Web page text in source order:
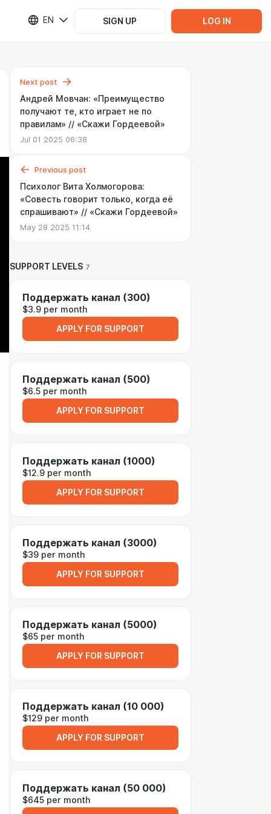
EN SIGN UP LOG IN
Next post
Андрей Мовчан: «Преимущество
получают те, кто играет не по
правилам» // «Скажи Гордеевой»
Jul 01 2025 06:38
Previous post
Психолог Вита Холмогорова:
«Cовесть говорит только, когда её
спрашивают» // «Cкажи Гордеевой»
May 28 2025 11:14
SUPPORT LEVELS 7
Поддержать канал (300)
$3.9 per month
APPLY FOR SUPPORT
Поддержать канал (500)
$6.5 per month
APPLY FOR SUPPORT
Поддержать канал (1000)
$12.9 per month
APPLY FOR SUPPORT
Поддержать канал (3000)
$39 per month
APPLY FOR SUPPORT
Поддержать канал (5000)
$65 per month
APPLY FOR SUPPORT
Поддержать канал (10 000)
$129 per month
APPLY FOR SUPPORT
Поддержать канал (50 000)
$645 per month